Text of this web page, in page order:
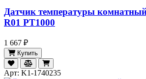
Датчик температуры
R01 PT1000
1 667 ₽
Купить
Арт: K1-1740235